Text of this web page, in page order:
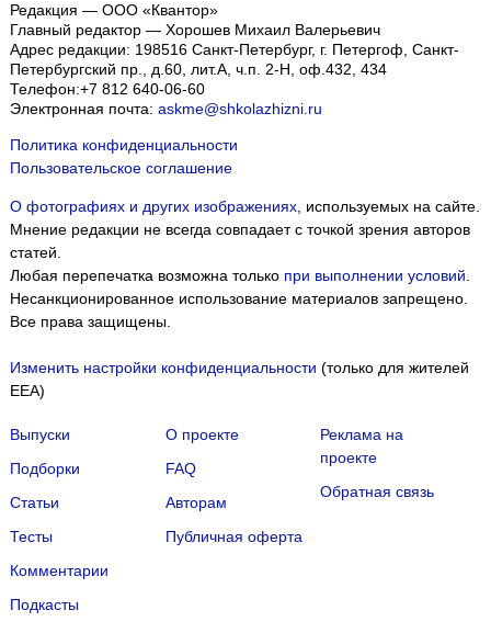
Редакция — ООО «Квантор»
Главный редактор — Хорошев Михаил Валерьевич
Адрес редакции: 198516 Санкт-Петербург, г. Петергоф, Санкт-
Петербургский пр., д.60, лит.А, ч.п. 2-Н, оф.432, 434
Телефон:+7 812 640-06-60
Электронная почта: askme@shkolazhizni.ru
Политика конфиденциальности
Пользовательское соглашение
О фотографиях и других изображениях, используемых на сайте.
Мнение редакции не всегда совпадает с точкой зрения авторов
статей.
Любая перепечатка возможна только при выполнении условий.
Несанкционированное использование материалов запрещено.
Все права защищены.
Изменить настройки конфиденциальности (только для жителей
EEA)
Выпуски
Подборки
Статьи
Тесты
Комментарии
Подкасты
О проекте
FAQ
Авторам
Публичная оферта
Реклама на
проекте
Обратная связь